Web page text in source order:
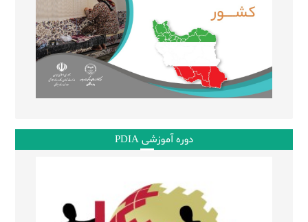
دوره آموزشی PDIA